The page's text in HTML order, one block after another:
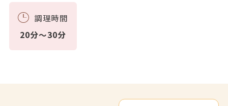
調理時間
20分～30分